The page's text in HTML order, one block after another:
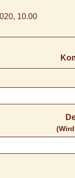
10.00